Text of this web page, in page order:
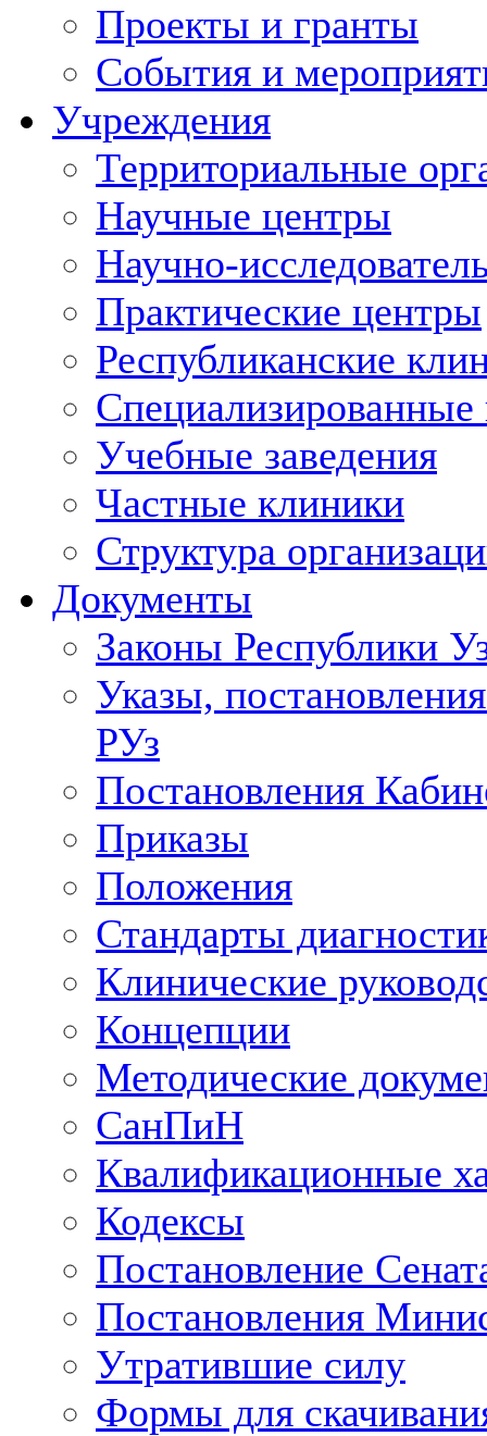
Проекты и гранты
События и
Учреждения
Территориальные
Научные центры
Научно-
Практические центры
Республиканские
Учебные заведения
Частные клиники
Структура
Документы
Законы Республики
Указы,
РУз
Постановления
Приказы
Положения
Стандарты
Клинические
Концепции
Методические
СанПиН
Квалификационные
Кодексы
Постановление
Постановления
Утратившие силу
Формы для